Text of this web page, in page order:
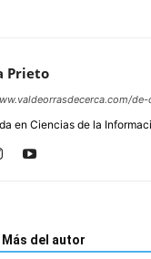
Prieto
de-
en Ciencias de la
Más del autor